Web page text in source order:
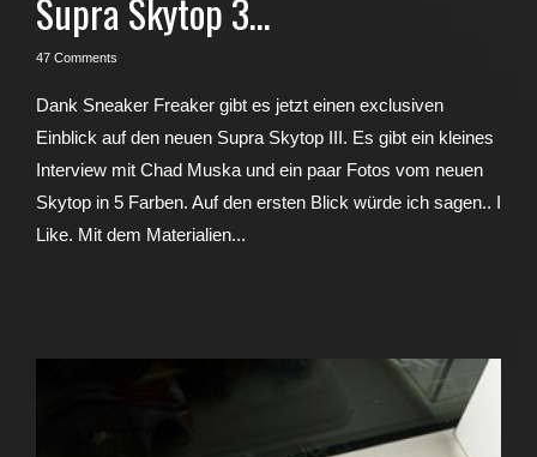
Supra Skytop 3…
47 Comments
Dank Sneaker Freaker gibt es jetzt einen exclusiven
Einblick auf den neuen Supra Skytop III. Es gibt ein kleines
Interview mit Chad Muska und ein paar Fotos vom neuen
Skytop in 5 Farben. Auf den ersten Blick würde ich sagen.. I
Like. Mit dem Materialien...